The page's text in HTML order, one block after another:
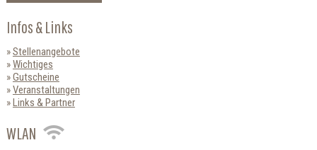
Infos & Links
Stellenangebote
Wichtiges
Gutscheine
Veranstaltungen
Links & Partner
WLAN